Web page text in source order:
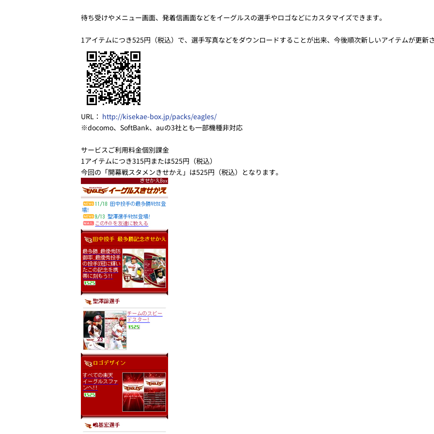
待ち受けやメニュー画面、発着信画面などをイーグルスの選手やロゴなどにカスタマイズできます。
1アイテムにつき525円（税込）で、選手写真などをダウンロードすることが出来、今後順次新しいアイテムが更新さ
URL： http://kisekae-box.jp/packs/eagles/
※docomo、SoftBank、auの3社とも一部機種非対応
サービスご利用料金個別課金
1アイテムにつき315円または525円（税込）
今回の「開幕戦スタメンきせかえ」は525円（税込）となります。